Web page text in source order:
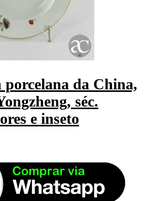
porcelana da China,
séc.
e inseto